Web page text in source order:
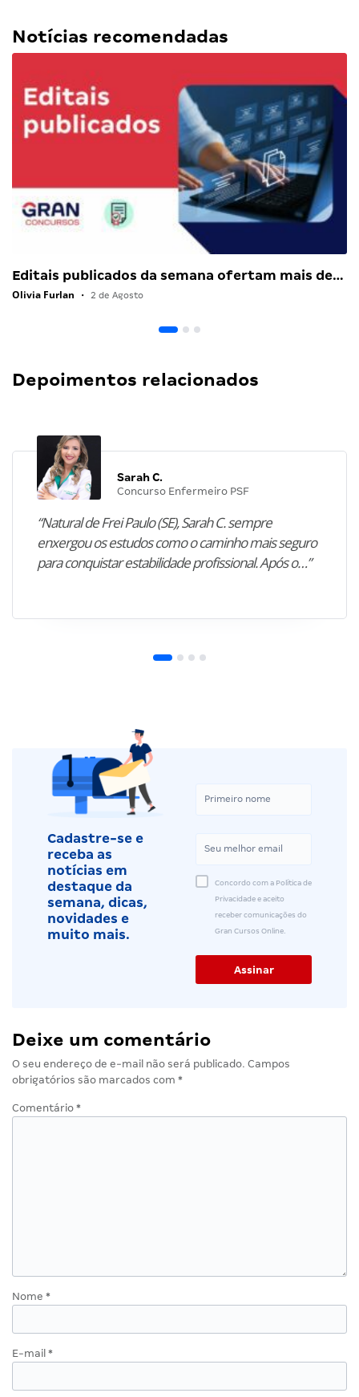
Notícias recomendadas
Editais publicados da semana ofertam mais de…
Olivia Furlan • 2 de Agosto
Depoimentos relacionados
Sarah C.
Concurso Enfermeiro PSF
“Natural de Frei Paulo (SE), Sarah C. sempre
enxergou os estudos como o caminho mais seguro
para conquistar estabilidade profissional. Após o…”
Cadastre-se e
receba as
notícias em
destaque da
semana, dicas,
novidades e
muito mais.
Concordo com a Política de
Privacidade e aceito
receber comunicações do
Gran Cursos Online.
Deixe um comentário
O seu endereço de e-mail não será publicado. Campos
obrigatórios são marcados com *
Comentário *
Nome *
E-mail *